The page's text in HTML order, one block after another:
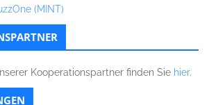
(MINT)
Kooperationspartner finden Sie hier.